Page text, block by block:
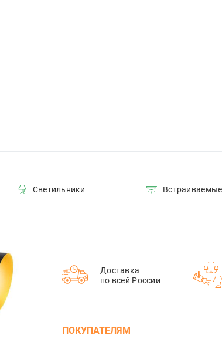
Светильники
Доставка
по всей России
ПОКУПАТЕЛЯМ